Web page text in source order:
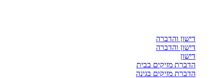
דישון והדברה
דישון והדברה
דישון
הדברת מזיקים בבית
הדברת מזיקים בגינה